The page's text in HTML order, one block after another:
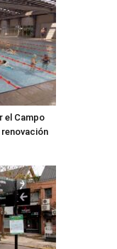
el Campo
renovación